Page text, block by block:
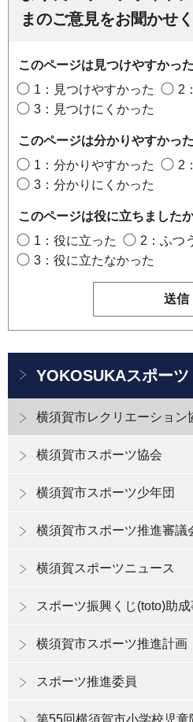
まのご意見をお聞かせ
このページは見つけやすかっ
1：見つけやすかった
2
3：見つけにくかった
このページは分かりやすかっ
1：分かりやすかった
2
3：分かりにくかった
このページは役に立ちました
1：役に立った
2：ふつ
3：役に立たなかった
YOKOSUKAスポーツ
横須賀市レクリエーション
横須賀市スポーツ協会
横須賀市スポーツ少年団
横須賀市スポーツ推進審議
横須賀スポーツニュース
スポーツ振興くじ(toto)助成
横須賀市スポーツ推進計画
スポーツ推進委員